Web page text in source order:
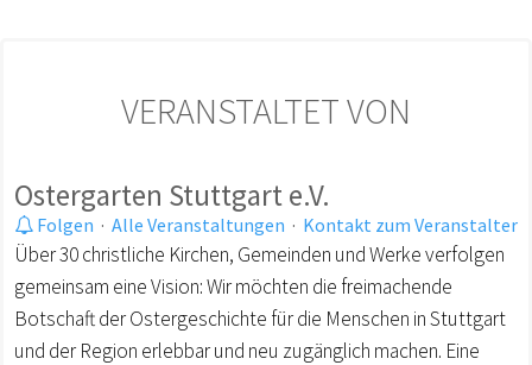
VERANSTALTET VON
Ostergarten Stuttgart e.V.
Folgen · Alle Veranstaltungen · Kontakt zum Veranstalter
Über 30 christliche Kirchen, Gemeinden und Werke verfolgen
gemeinsam eine Vision: Wir möchten die freimachende
Botschaft der Ostergeschichte für die Menschen in Stuttgart
und der Region erlebbar und neu zugänglich machen. Eine